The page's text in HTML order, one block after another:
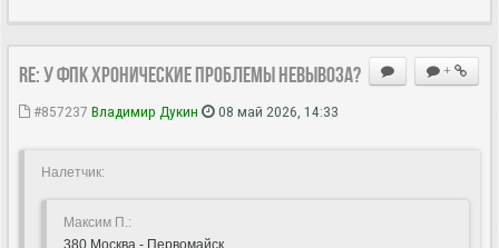
+
Re: У ФПК хронические проблемы невывоза?
#857237 Владимир Дукин 08 май 2026, 14:33
Hалетчик:
Максим П.:
380 Москва - Первомайск